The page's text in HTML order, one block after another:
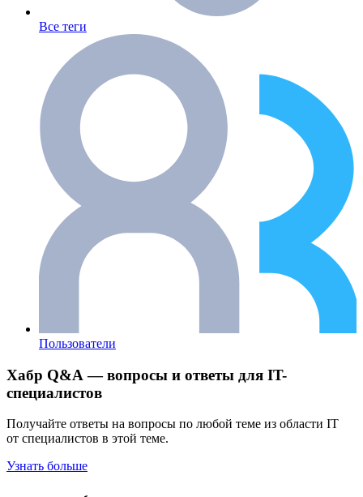
Все теги
Пользователи
Хабр Q&A — вопросы и ответы для IT-
специалистов
Получайте ответы на вопросы по любой теме из области IT
от специалистов в этой теме.
Узнать больше